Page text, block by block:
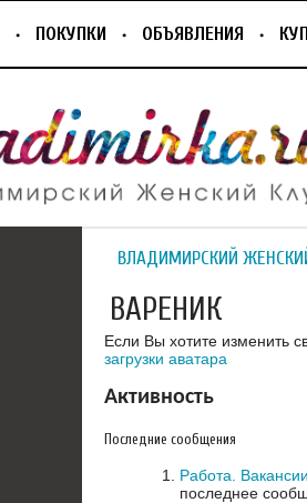
ПОКУПКИ ОБЪЯВЛЕНИЯ
ВЛАДИМИРСКИЙ
ВАРЕНИК
Если Вы хотите изменить
загрузки аватара
Активность
Последние сообщения
Работа.
последнее